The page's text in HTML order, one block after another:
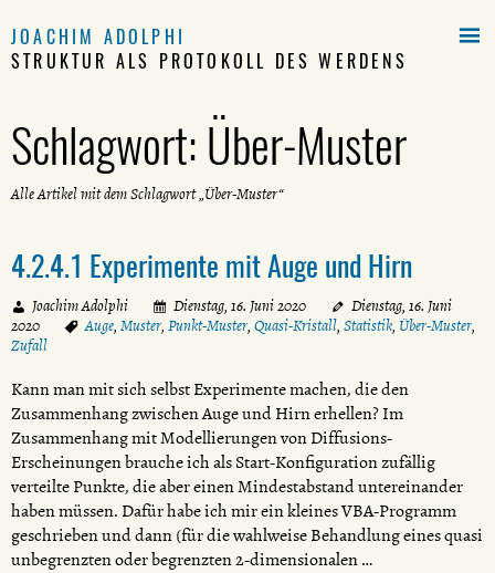
JOACHIM ADOLPHI
STRUKTUR ALS PROTOKOLL DES WERDENS
Schlagwort:Über-Muster
Alle Artikel mit dem Schlagwort „Über-Muster“
4.2.4.1 Experimente mit Auge und Hirn
Joachim Adolphi Dienstag, 16. Juni 2020
Dienstag, 16. Juni
2020
Auge, Muster, Punkt-Muster, Quasi-Kristall, Statistik, Über-Muster,
Zufall
Kann man mit sich selbst Experimente machen, die den
Zusammenhang zwischen Auge und Hirn erhellen? Im
Zusammenhang mit Modellierungen von Diffusions-
Erscheinungen brauche ich als Start-Konfiguration zufällig
verteilte Punkte, die aber einen Mindestabstand untereinander
haben müssen. Dafür habe ich mir ein kleines VBA-Programm
geschrieben und dann (für die wahlweise Behandlung eines quasi
unbegrenzten oder begrenzten 2-dimensionalen …
